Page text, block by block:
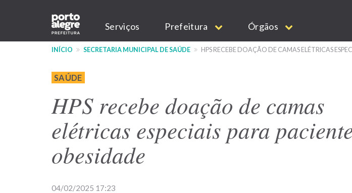
conteúdo
Main
navigation
Serviços Prefeitura Órgãos
INÍCIO SECRETARIA MUNICIPAL DE SAÚDE HPS RECEBE DOAÇÃO DE CAMAS ELÉTRICAS
SAÚDE
HPS recebe doação de camas
elétricas especiais para
obesidade
04/02/2025 17:23